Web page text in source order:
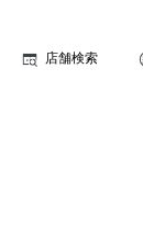
店舗検索